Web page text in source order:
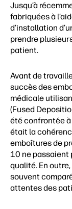
Jusqu’à
fabriquées à
d’installation
prendre
patient.
Avant de
succès des
médicale
(Fused
été confrontée
était la
emboîtures de
10 ne passaient
qualité. En
souvent
attentes des